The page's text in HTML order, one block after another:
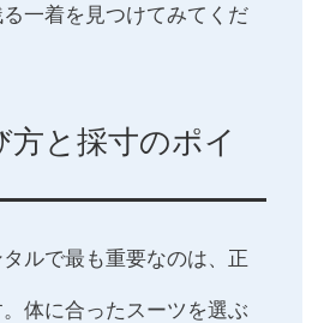
一着を見つけてみてくだ
と採寸のポイ
ルで最も重要なのは、正
体に合ったスーツを選ぶ